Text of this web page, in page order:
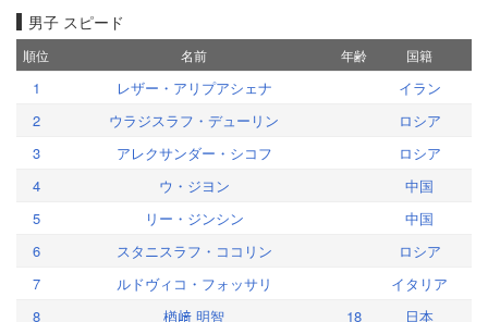
男子 スピード
順位 名前 年齢 国籍
1 レザー・アリプアシェナ
イラン
2
ウラジスラフ・デューリン
ロシア
3
アレクサンダー・シコフ
ロシア
4
ウ・ジヨン
中国
5
リー・ジンシン
中国
6
スタニスラフ・ココリン
ロシア
7
ルドヴィコ・フォッサリ
イタリア
8
楢﨑 明智 18
日本